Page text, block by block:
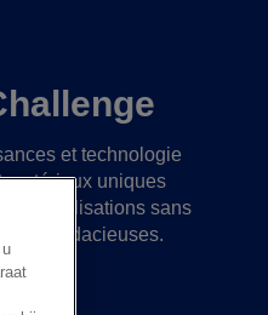
et technologie
uniques
de réalisations sans
plus audacieuses.